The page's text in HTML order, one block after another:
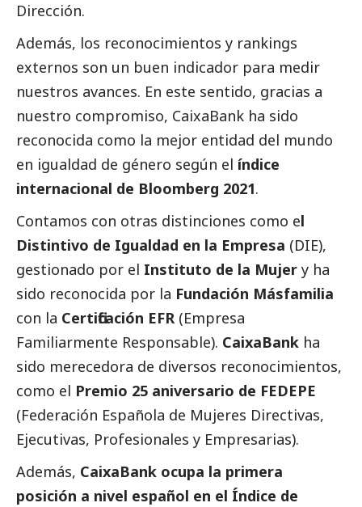
Dirección.
Además, los reconocimientos y rankings
externos son un buen indicador para medir
nuestros avances. En este sentido, gracias a
nuestro compromiso, CaixaBank ha sido
reconocida como la mejor entidad del mundo
en igualdad de género según el índice
internacional de Bloomberg 2021.
Contamos con otras distinciones como el
Distintivo de Igualdad en la Empresa (DIE),
gestionado por el Instituto de la Mujer y ha
sido reconocida por la Fundación Másfamilia
con la Certificación EFR (Empresa
Familiarmente Responsable). CaixaBank ha
sido merecedora de diversos reconocimientos,
como el Premio 25 aniversario de FEDEPE
(Federación Española de Mujeres Directivas,
Ejecutivas, Profesionales y Empresarias).
Además, CaixaBank ocupa la primera
posición a nivel español en el Índice de